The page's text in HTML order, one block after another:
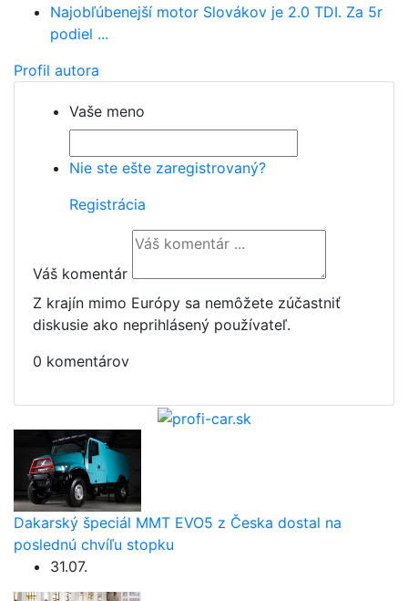
Najobľúbenejší motor Slovákov je 2.0 TDI. Za 5r
podiel ...
Profil autora
Vaše meno
Nie ste ešte zaregistrovaný?
Registrácia
Váš komentár
Z krajín mimo Európy sa nemôžete zúčastniť
diskusie ako neprihlásený používateľ.
0 komentárov
Dakarský špeciál MMT EVO5 z Česka dostal na
poslednú chvíľu stopku
31.07.